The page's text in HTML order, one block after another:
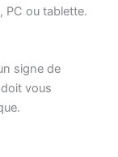
PC ou tablette.
signe de
vous